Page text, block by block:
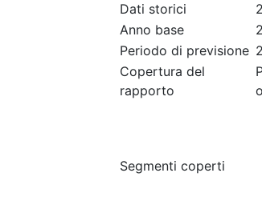
Dati storici
Anno base
Periodo di previsione
Copertura del
rapporto
Segmenti coperti